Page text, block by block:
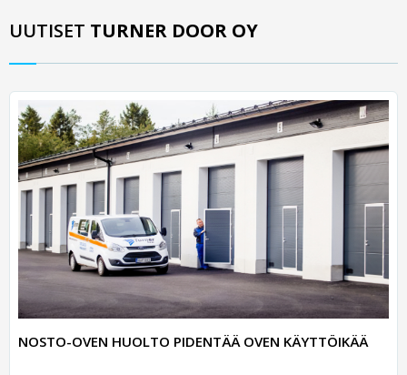
UUTISET TURNER DOOR OY
NOSTO-OVEN HUOLTO PIDENTÄÄ OVEN KÄYTTÖIKÄÄ